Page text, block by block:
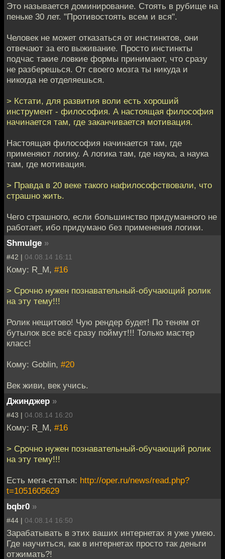
Это называется доминирование. Стоять в рубище на
пеньке 30 лет. "Противостоять всем и вся".
Человек не может отказаться от инстинктов, они
отвечают за его выживание. Просто инстинкты
подчас такие ловкие формы принимают, что сразу
не разберешься. От своего мозга ты никуда и
никогда не отделяешься.
> Кстати, для развития воли есть хороший
инструмент - философия. А настоящая философия
начинается там, где заканчивается мотивация.
Настоящая философия начинается там, где
применяют логику. А логика там, где наука, а наука
там, где мотивация.
> Правда в 20 веке такого нафилософствовали, что
страшно жить.
Чего страшного, если большинство придуманного не
работает, ибо придумано без применения логики.
Shmulge »
#42 | 04.08.14 16:11
Кому: R_M, #16
> Срочно нужен познавательный-обучающий ролик
на эту тему!!!
Ролик нещитово! Чую рендер будет! По теням от
бутылок все всё сразу поймут!!! Только мастер
класс!
Кому: Goblin, #20
Век живи, век учись.
Джинджер »
#43 | 04.08.14 16:20
Кому: R_M, #16
> Срочно нужен познавательный-обучающий ролик
на эту тему!!!
Есть мега-статья: http://oper.ru/news/read.php?
t=1051605629
bqbr0 »
#44 | 04.08.14 16:50
Зарабатывать в этих ваших интернетах я уже умею.
Где научиться, как в интернетах просто так деньги
отжимать?!